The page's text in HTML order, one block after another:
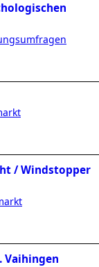
/ Windstopper
Vaihingen